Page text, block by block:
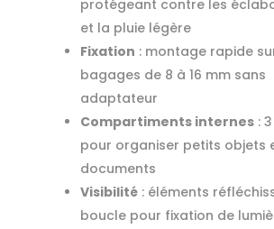
protégeant contre les
et la pluie légère
Fixation : montage rapide
bagages de 8 à 16 mm sans
adaptateur
Compartiments internes:
pour organiser petits objets
documents
Visibilité: éléments
boucle pour fixation de